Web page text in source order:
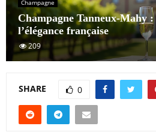
Champagne
Champagne Tanneux-Mahy :
l’élégance française
209
SHARE 0